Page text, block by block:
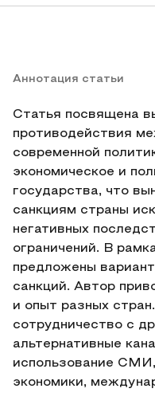
Аннотация статьи
Статья посвящена
противодействия
современной
экономическое и
государства, что
санкциям страны
негативных
ограничений. В
предложены
санкций. Автор
и опыт разных
сотрудничество с
альтернативные
использование
экономики,